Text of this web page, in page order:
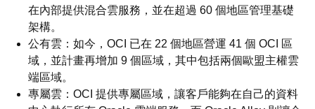
在內部提供混合雲服務，並在超過 60 個地區管理基礎
架構。
公有雲：如今，OCI 已在 22 個地區營運 41 個 OCI 區
域，並計畫再增加 9 個區域，其中包括兩個歐盟主權雲
端區域。
專屬雲：OCI 提供專屬區域，讓客戶能夠在自己的資料